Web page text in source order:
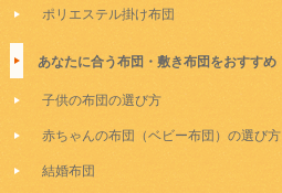
ポリエステル掛け布団
あなたに合う布団・敷き布団をおすすめ
子供の布団の選び方
赤ちゃんの布団（ベビー布団）の選び方
結婚布団